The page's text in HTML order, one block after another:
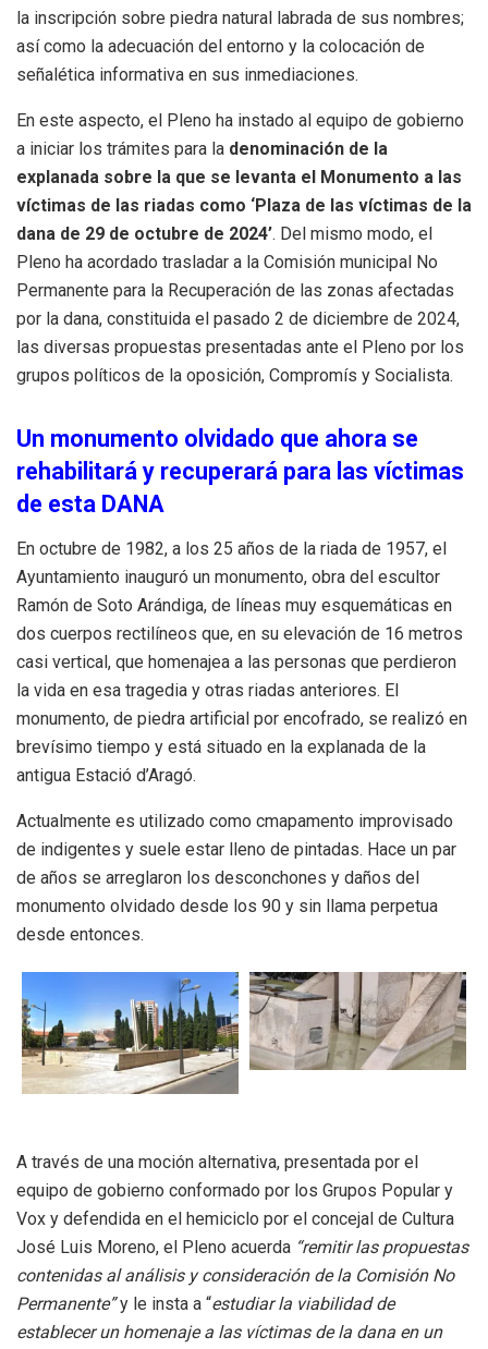
la inscripción sobre piedra natural labrada de sus nombres;
así como la adecuación del entorno y la colocación de
señalética informativa en sus inmediaciones.
En este aspecto, el Pleno ha instado al equipo de gobierno
a iniciar los trámites para la denominación de la
explanada sobre la que se levanta el Monumento a las
víctimas de las riadas como ‘Plaza de las víctimas de la
dana de 29 de octubre de 2024’. Del mismo modo, el
Pleno ha acordado trasladar a la Comisión municipal No
Permanente para la Recuperación de las zonas afectadas
por la dana, constituida el pasado 2 de diciembre de 2024,
las diversas propuestas presentadas ante el Pleno por los
grupos políticos de la oposición, Compromís y Socialista.
Un monumento olvidado que ahora se
rehabilitará y recuperará para las víctimas
de esta DANA
En octubre de 1982, a los 25 años de la riada de 1957, el
Ayuntamiento inauguró un monumento, obra del escultor
Ramón de Soto Arándiga, de líneas muy esquemáticas en
dos cuerpos rectilíneos que, en su elevación de 16 metros
casi vertical, que homenajea a las personas que perdieron
la vida en esa tragedia y otras riadas anteriores. El
monumento, de piedra artificial por encofrado, se realizó en
brevísimo tiempo y está situado en la explanada de la
antigua Estació d’Aragó.
Actualmente es utilizado como cmapamento improvisado
de indigentes y suele estar lleno de pintadas. Hace un par
de años se arreglaron los desconchones y daños del
monumento olvidado desde los 90 y sin llama perpetua
desde entonces.
A través de una moción alternativa, presentada por el
equipo de gobierno conformado por los Grupos Popular y
Vox y defendida en el hemiciclo por el concejal de Cultura
José Luis Moreno, el Pleno acuerda “remitir las propuestas
contenidas al análisis y consideración de la Comisión No
Permanente”y le insta a “estudiar la viabilidad de
establecer un homenaje a las víctimas de la dana en un